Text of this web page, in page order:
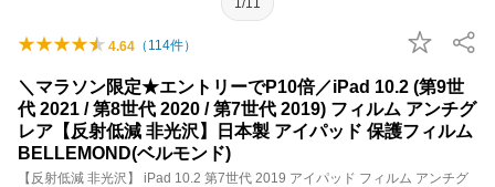
4.64 （ 114件）
＼マラソン限定★エントリーでP10倍／iPad 10.2 (第9世
代 2021 / 第8世代 2020 / 第7世代 2019) フィルム アンチグ
レア【反射低減 非光沢】日本製 アイパッド 保護フィルム
BELLEMOND(ベルモンド)
【反射低減 非光沢】 iPad 10.2 第7世代 2019 アイパッド フィルム アンチグ